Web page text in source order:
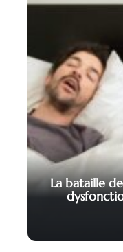
La bataille